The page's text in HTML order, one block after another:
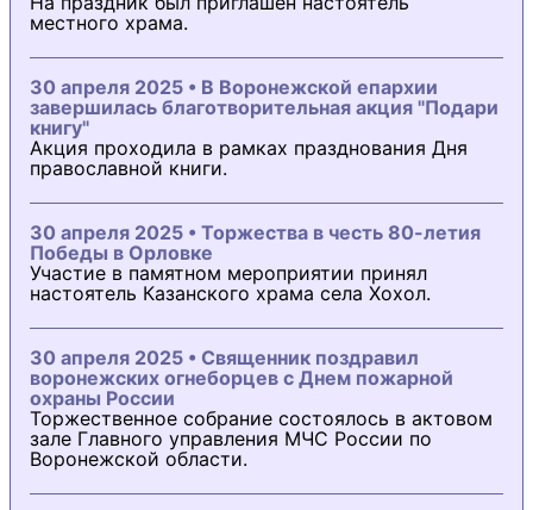
местного храма.
30 апреля 2025 • В Воронежской епархии
завершилась благотворительная акция "Подари
книгу"
Акция проходила в рамках празднования Дня
православной книги.
30 апреля 2025 • Торжества в честь 80-летия
Победы в Орловке
Участие в памятном мероприятии принял
настоятель Казанского храма села Хохол.
30 апреля 2025 • Священник поздравил
воронежских огнеборцев с Днем пожарной
охраны России
Торжественное собрание состоялось в актовом
зале Главного управления МЧС России по
Воронежской области.